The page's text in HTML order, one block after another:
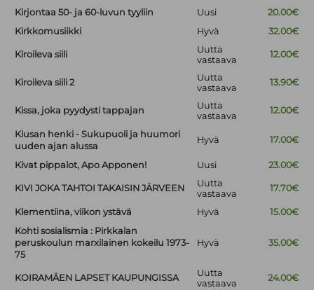
Kirjontaa 50- ja 60-luvun tyyliin
Uusi
20.00€
Kirkkomusiikki
Hyvä 32.00€
Kiroileva siili
Uutta
vastaava
12.00€
Kiroileva siili 2
Uutta
vastaava
13.90€
Kissa, joka pyydysti tappajan
Uutta
vastaava
12.00€
Kiusan henki - Sukupuoli ja huumori
uuden ajan alussa
Hyvä 17.00€
Kivat pippalot, Apo Apponen! Uusi 23.00€
KIVI JOKA TAHTOI TAKAISIN JÄRVEEN
Uutta
vastaava
17.70€
Klementiina, viikon ystävä Hyvä
15.00€
Kohti sosialismia : Pirkkalan
peruskoulun marxilainen kokeilu 1973-
75
Hyvä 35.00€
KOIRAMÄEN LAPSET KAUPUNGISSA
Uutta
vastaava
24.00€